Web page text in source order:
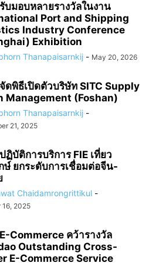
บมอบหลายรางวัลในงาน
Port and Shipping
Industry Conference
Exhibition
Thanapaisarnkij - May 20, 2026
ดพิธีเปิดตัวบริษัท SITC Supply
Management (Foshan)
Thanapaisarnkij -
21, 2025
ฏิบัติการบริการ FIE เที่ยว
ษ์ ยกระดับการเชื่อมต่อจีน-
Chaidamrongrittikul -
16, 2025
Commerce คว้ารางวัล
Outstanding Cross-
E-Commerce Service